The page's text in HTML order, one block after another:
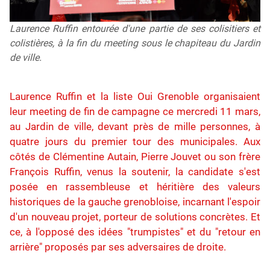
Laurence Ruffin entourée d'une partie de ses colisitiers et
colistières, à la fin du meeting sous le chapiteau du Jardin
de ville.
Laurence Ruffin et la liste Oui Grenoble organisaient
leur meeting de fin de campagne ce mercredi 11 mars,
au Jardin de ville, devant près de mille personnes, à
quatre jours du premier tour des municipales. Aux
côtés de Clémentine Autain, Pierre Jouvet ou son frère
François Ruffin, venus la soutenir, la candidate s'est
posée en rassembleuse et héritière des valeurs
historiques de la gauche grenobloise, incarnant l'espoir
d'un nouveau projet, porteur de solutions concrètes. Et
ce, à l'opposé des idées "trumpistes" et du "retour en
arrière" proposés par ses adversaires de droite.